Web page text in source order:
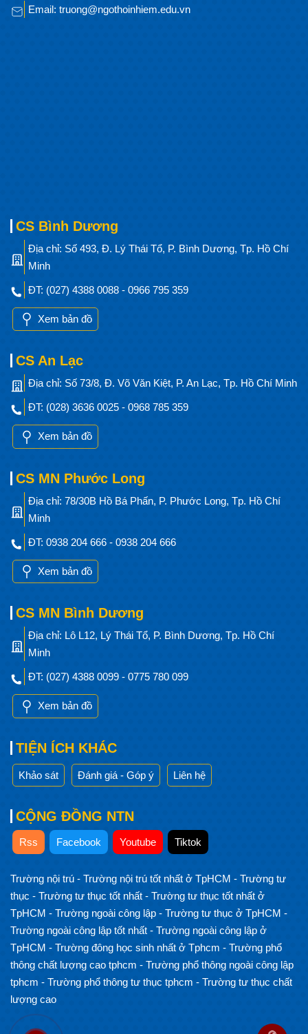
Email: truong@ngothoinhiem.edu.vn
CS Bình Dương
Địa chỉ: Số 493, Đ. Lý Thái Tổ, P. Bình Dương, Tp. Hồ Chí
Minh
ĐT: (027) 4388 0088 - 0966 795 359
Xem bản đồ
CS An Lạc
Địa chỉ: Số 73/8, Đ. Võ Văn Kiệt, P. An Lạc, Tp. Hồ Chí Minh
ĐT: (028) 3636 0025 - 0968 785 359
Xem bản đồ
CS MN Phước Long
Địa chỉ: 78/30B Hồ Bá Phấn, P. Phước Long, Tp. Hồ Chí
Minh
ĐT: 0938 204 666 - 0938 204 666
Xem bản đồ
CS MN Bình Dương
Địa chỉ: Lô L12, Lý Thái Tổ, P. Bình Dương, Tp. Hồ Chí
Minh
ĐT: (027) 4388 0099 - 0775 780 099
Xem bản đồ
TIỆN ÍCH KHÁC
Khảo sát Đánh giá - Góp ý Liên hệ
CỘNG ĐỒNG NTN
Rss Facebook Youtube Tiktok
Trường nội trú - Trường nội trú tốt nhất ở TpHCM - Trường tư
thục - Trường tư thục tốt nhất - Trường tư thục tốt nhất ở
TpHCM - Trường ngoài công lập - Trường tư thục ở TpHCM -
Trường ngoài công lập tốt nhất - Trường ngoài công lập ở
TpHCM - Trường đông học sinh nhất ở Tphcm - Trường phổ
thông chất lượng cao tphcm - Trường phổ thông ngoài công lập
tphcm - Trường phổ thông tư thục tphcm - Trường tư thục chất
lượng cao